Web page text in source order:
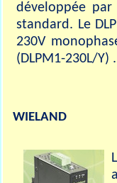
développée par
standard. Le
230V
(DLPM1-230L/Y) .
WIELAND